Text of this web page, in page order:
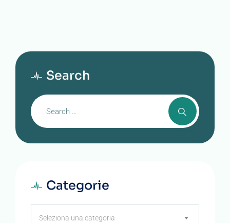
Search
Categorie
Seleziona una categoria